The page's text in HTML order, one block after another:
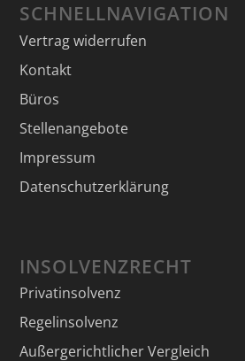
SCHNELLNAVIGATION
Vertrag widerrufen
Kontakt
Büros
Stellenangebote
Impressum
Datenschutzerklärung
INSOLVENZRECHT
Privatinsolvenz
Regelinsolvenz
Außergerichtlicher Vergleich